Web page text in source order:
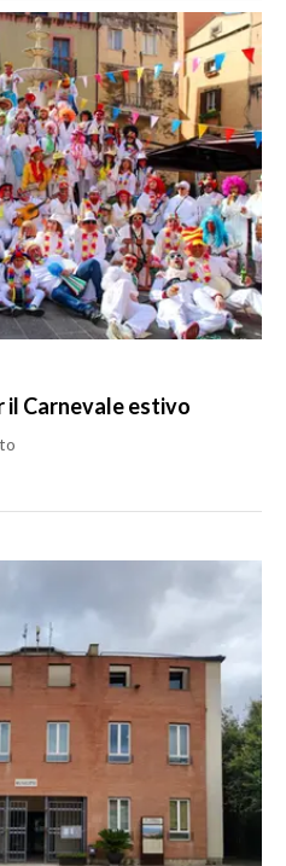
il Carnevale estivo